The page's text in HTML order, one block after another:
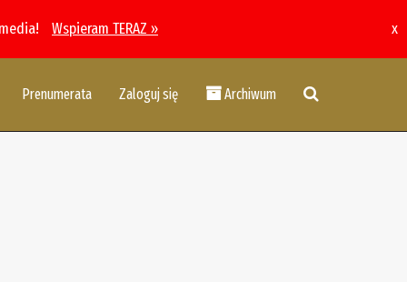
Wspieram TERAZ » x
Prenumerata Zaloguj się Archiwum